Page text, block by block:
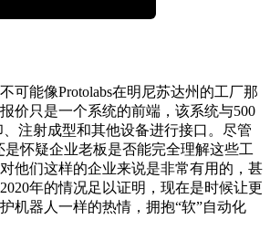
能像Protolabs在明尼苏达州的工厂那
价只是一个系统的前端，该系统与500
注射成型和其他设备进行接口。尽管
是怀疑企业老板是否能完全理解这些工
他们这样的企业来说是非常有用的，甚
年的情况足以证明，现在是时候让更
机器人一样的热情，拥抱“软”自动化